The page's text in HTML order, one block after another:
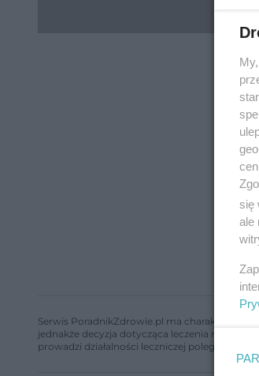
Serwis PoradnikZdrowie.pl ma charakter
jednakże decyzja dotycząca leczenia należy
prowadzi działalności leczniczej polegającej
się
ale